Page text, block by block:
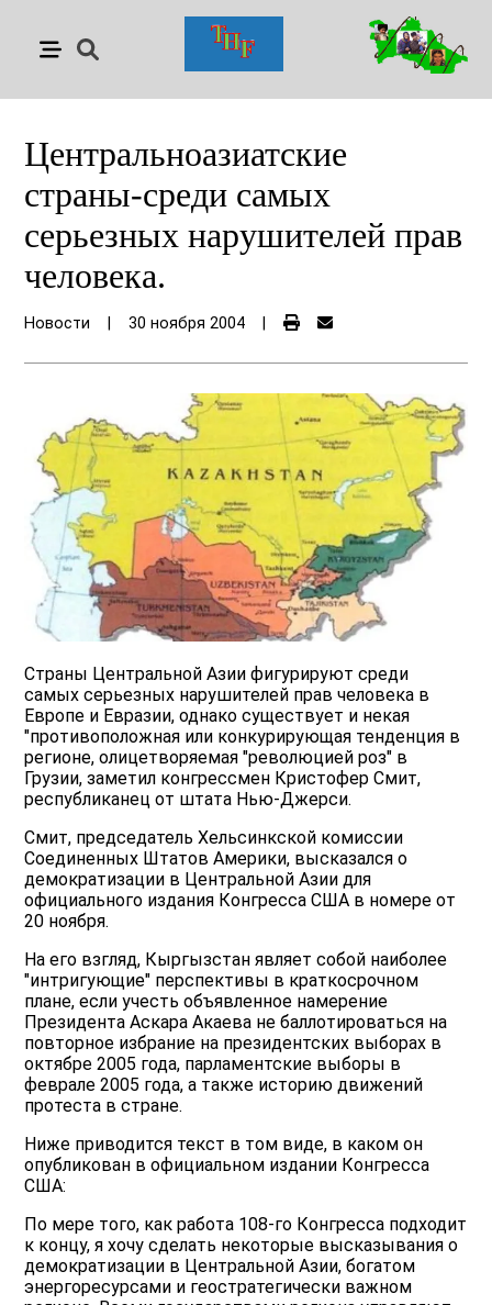
Центральноазиатские
страны-среди самых
серьезных нарушителей прав
человека.
Новости 30 ноября 2004
Страны Центральной Азии фигурируют среди
самых серьезных нарушителей прав человека в
Европе и Евразии, однако существует и некая
"противоположная или конкурирующая тенденция в
регионе, олицетворяемая "революцией роз" в
Грузии, заметил конгрессмен Кристофер Смит,
республиканец от штата Нью-Джерси.
Смит, председатель Хельсинкской комиссии
Соединенных Штатов Америки, высказался о
демократизации в Центральной Азии для
oфициального издания Конгресса США в номере от
20 ноября.
На его взгляд, Кыргызстан являет собой наиболее
"интригующие" перспективы в краткосрочном
плане, если учесть объявленное намерение
Президента Аскара Акаева не баллотироваться на
повторное избрание на президентских выборах в
октябре 2005 года, парламентские выборы в
феврале 2005 года, а также историю движений
протеста в стране.
Ниже приводится текст в том виде, в каком он
опубликован в oфициальном издании Конгресса
США:
По мере того, как работа 108-го Конгресса подходит
к концу, я хочу сделать некоторые высказывания о
демократизации в Центральной Азии, богатом
энергоресурсами и геостратегически важном